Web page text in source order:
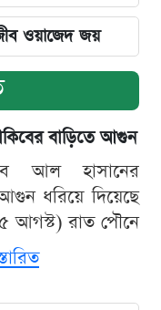
ওয়াজেদ জয়
বাড়িতে আগুন
আল হাসানের
ধরিয়ে দিয়েছে
আগস্ট) রাত পৌনে